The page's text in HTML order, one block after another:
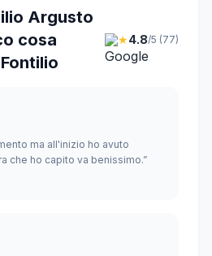
Argusto
cosa
★4.8/5 (77)
ma all'inizio ho avuto
che ho capito va benissimo.”